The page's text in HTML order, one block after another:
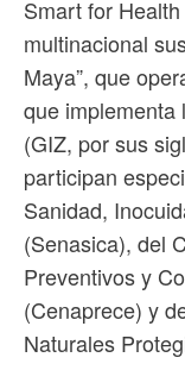
Smart for
multinacional
Maya”, que
que implementa
(GIZ, por sus
participan
Sanidad,
(Senasica), del
Preventivos y
(Cenaprece) y
Naturales